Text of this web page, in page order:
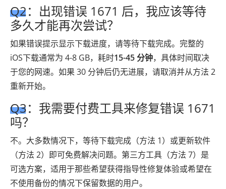
Q2：出现错误 1671 后，我应该等待
多久才能再次尝试？
如果错误提示显示下载进度，请等待下载完成。完整的
iOS下载通常为 4-8 GB，耗时15-45 分钟，具体时间取决
于您的网速。如果 30 分钟后仍无进展，请取消并从方法 2
重新开始。
Q3：我需要付费工具来修复错误 1671
吗？
不。大多数情况下，等待下载完成（方法 1）或更新软件
（方法 2）即可免费解决问题。第三方工具（方法 7）是
可选方案，适用于那些希望获得指导性修复体验或希望在
不使用备份的情况下保留数据的用户。